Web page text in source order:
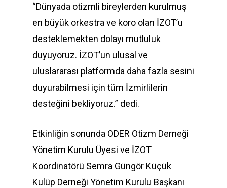
“Dünyada otizmli bireylerden kurulmuş
en büyük orkestra ve koro olan İZOT’u
desteklemekten dolayı mutluluk
duyuyoruz. İZOT’un ulusal ve
uluslararası platformda daha fazla sesini
duyurabilmesi için tüm İzmirlilerin
desteğini bekliyoruz.” dedi.
Etkinliğin sonunda ODER Otizm Derneği
Yönetim Kurulu Üyesi ve İZOT
Koordinatörü Semra Güngör Küçük
Kulüp Derneği Yönetim Kurulu Başkanı